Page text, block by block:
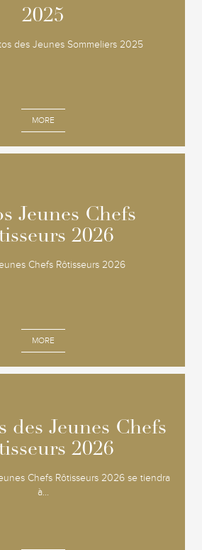
2025
des Jeunes Sommeliers 2025
MORE
2025
Jeunes Chefs
2026
Chefs Rôtisseurs 2026
MORE
Jeunes Chefs
2026
des Jeunes Chefs
2026
Chefs Rôtisseurs 2026 se tiendra
à...
des Jeunes Chefs
2026